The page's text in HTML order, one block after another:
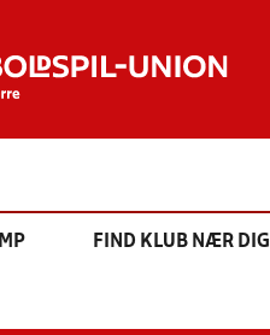
FIND KLUB NÆR DIG